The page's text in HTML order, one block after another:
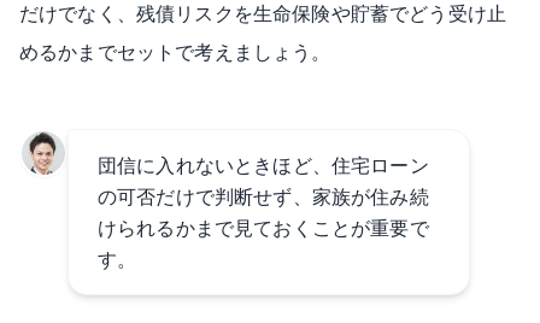
だけでなく、残債リスクを生命保険や貯蓄でどう受け止
めるかまでセットで考えましょう。
団信に入れないときほど、住宅ローン
の可否だけで判断せず、家族が住み続
けられるかまで見ておくことが重要で
す。